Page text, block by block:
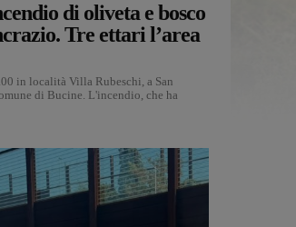
di oliveta e bosco
Tre ettari l’area
in località Villa Rubeschi, a San
di Bucine. L'incendio, che ha